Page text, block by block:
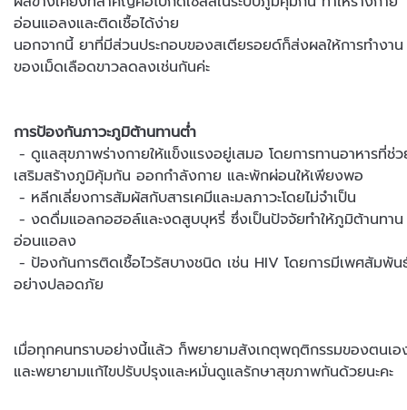
อ่อนแอลงและติดเชื้อได้ง่าย
นอกจากนี้ ยาที่มีส่วนประกอบของสเตียรอยด์ก็ส่งผลให้การทำงาน
ของเม็ดเลือดขาวลดลงเช่นกันค่ะ
การป้องกันภาวะภูมิต้านทานต่ำ
- ดูแลสุขภาพร่างกายให้แข็งแรงอยู่เสมอ โดยการทานอาหารที่ช่
เสริมสร้างภูมิคุ้มกัน ออกกำลังกาย และพักผ่อนให้เพียงพอ
- หลีกเลี่ยงการสัมผัสกับสารเคมีและมลภาวะโดยไม่จำเป็น
-งดดื่มแอลกอฮอล์และงดสูบบุหรี่ ซึ่งเป็นปัจจัยทำให้ภูมิต้านทาน
อ่อนแอลง
- ป้องกันการติดเชื้อไวรัสบางชนิด เช่น HIV โดยการมีเพศสัมพัน
อย่างปลอดภัย
เมื่อทุกคนทราบอย่างนี้แล้ว ก็พยายามสังเกตุพฤติกรรมของตนเอ
และพยายามแก้ไขปรับปรุงและหมั่นดูแลรักษาสุขภาพกันด้วยนะคะ